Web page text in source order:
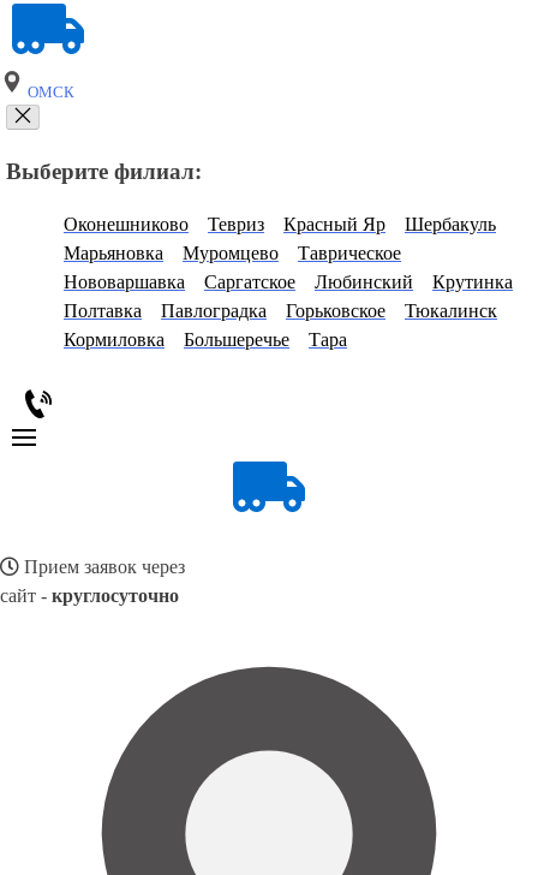
ОМСК
Выберите филиал:
Оконешниково Тевриз Красный Яр
Шербакуль
Марьяновка
Муромцево
Таврическое
Нововаршавка
Саргатское Любинский
Крутинка
Полтавка
Павлоградка Горьковское
Тюкалинск
Кормиловка
Большеречье Тара
Прием заявок через
сайт - круглосуточно